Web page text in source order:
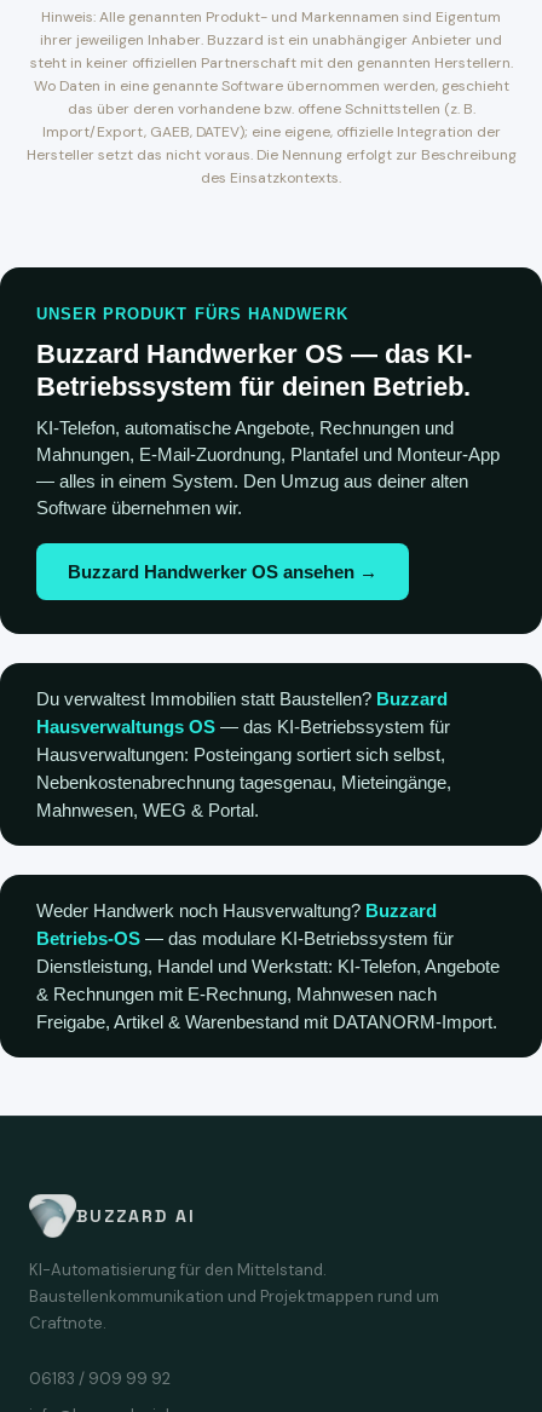
Hinweis: Alle genannten Produkt- und Markennamen sind Eigentum
ihrer jeweiligen Inhaber. Buzzard ist ein unabhängiger Anbieter und
steht in keiner offiziellen Partnerschaft mit den genannten Herstellern.
Wo Daten in eine genannte Software übernommen werden, geschieht
das über deren vorhandene bzw. offene Schnittstellen (z. B.
Import/Export, GAEB, DATEV); eine eigene, offizielle Integration der
Hersteller setzt das nicht voraus. Die Nennung erfolgt zur Beschreibung
des Einsatzkontexts.
UNSER PRODUKT FÜRS HANDWERK
Buzzard Handwerker OS — das KI-
Betriebssystem für deinen Betrieb.
KI-Telefon, automatische Angebote, Rechnungen und
Mahnungen, E-Mail-Zuordnung, Plantafel und Monteur-App
— alles in einem System. Den Umzug aus deiner alten
Software übernehmen wir.
Buzzard Handwerker OS ansehen →
Du verwaltest Immobilien statt Baustellen? Buzzard
Hausverwaltungs OS — das KI-Betriebssystem für
Hausverwaltungen: Posteingang sortiert sich selbst,
Nebenkostenabrechnung tagesgenau, Mieteingänge,
Mahnwesen, WEG & Portal.
Weder Handwerk noch Hausverwaltung? Buzzard
Betriebs-OS — das modulare KI-Betriebssystem für
Dienstleistung, Handel und Werkstatt: KI-Telefon, Angebote
& Rechnungen mit E-Rechnung, Mahnwesen nach
Freigabe, Artikel & Warenbestand mit DATANORM-Import.
BUZZARD AI
KI-Automatisierung für den Mittelstand.
Baustellenkommunikation und Projektmappen rund um
Craftnote.
06183 / 909 99 92